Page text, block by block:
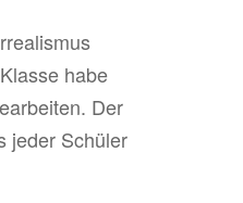
habe
Der
jeder Schüler